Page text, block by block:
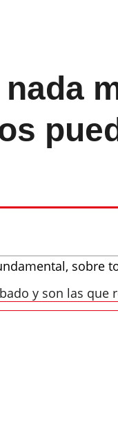
sobre
y son las que